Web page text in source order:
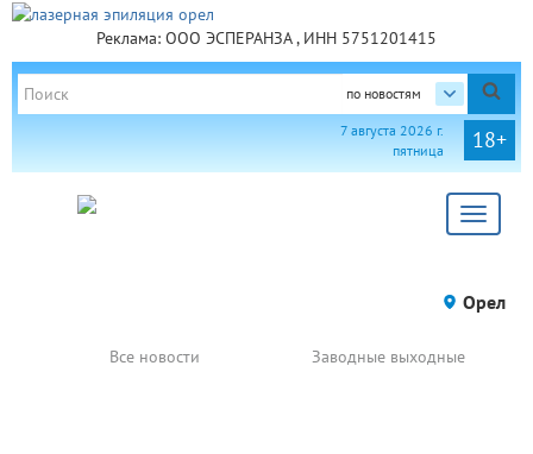
Реклама: ООО ЭСПЕРАНЗА , ИНН 5751201415
по новостям
18+
7 августа 2026 г.
пятница
Toggle
Орел
Все новости Заводные выходные